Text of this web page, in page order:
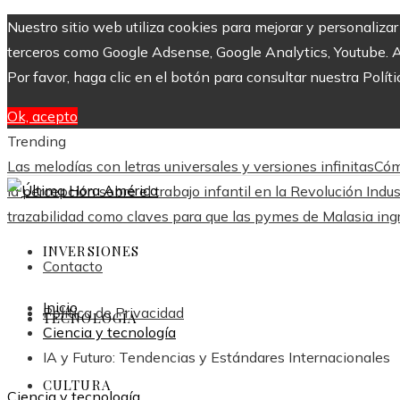
Nuestro sitio web utiliza cookies para mejorar y
terceros como Google Adsense, Google Analytics,
Por favor, haga clic en el botón para consultar nuestra
Ok, acepto
Trending
Las melodías con letras universales y versiones infinitas
la percepción sobre el trabajo infantil en la Revolución
trazabilidad como claves para que las pymes de Malasia
Contacto
Política de Privacidad
INVERSIONES
TECNOLOGÍA
CULTURA
Inicio
Ciencia y tecnología
IA y Futuro: Tendencias y Estándares Internacionales
Ciencia y tecnología